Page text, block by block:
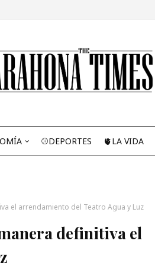
⚾DEPORTES 🫀LA VIDA
el arrendamiento del Teatro Agua y Luz
definitiva el